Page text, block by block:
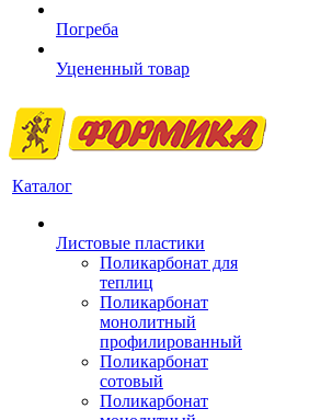
Погреба
Уцененный товар
Каталог
Листовые пластики
Поликарбонат для
теплиц
Поликарбонат
монолитный
профилированный
Поликарбонат
сотовый
Поликарбонат